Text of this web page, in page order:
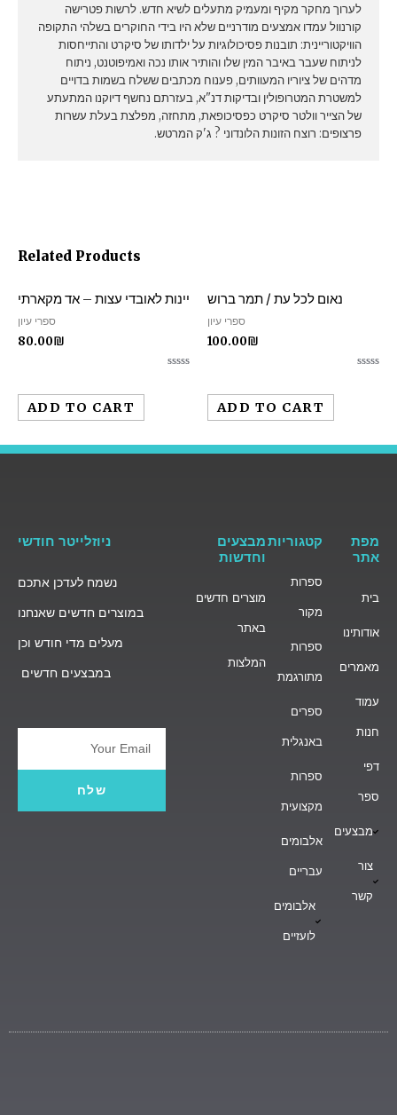
Related Products
נאום לכל עת / תמר ברוש
ספרי עיון
100.00₪
ADD TO CART
יינות לאובדי עצות – אד מקארתי
ספרי עיון
80.00₪
ADD TO CART
לערוך מחקר מקיף ומעמיק מתעלים לשיא חדש. לרשות פטרישה
קורנוול עמדו אמצעים מודרניים שלא היו בידי החוקרים בשלהי התקופה
הוויקטוריינית: תובנות פסיכולוגיות על ילדותו של סיקרט והתייחסות
לניתוח שעבר באיבר המין שלו והותיר אותו נכה ואמיפוטנט, ניתוח
מדהים של ציוריו המעוותים, פענוח מכתבים ששלח בשמות בדויים
למשטרת המטרופולין ובדיקות דנ"א, בעזרתם נחשף דיוקנו המתעתע
של הצייר וולטר סיקרט כפסיכופאת, מתחזה, מפלצת בעלת עשרות
פרצופים: רוצח הזונות הלונדוני ? ג'ק המרטש.
מפת
אתר
בית
אודותינו
מאמרים
עמוד
חנות
דפי
ספר
מבצעים
צור
קשר
קטגוריות
ספרות
מקור
ספרות
מתורגמת
ספרים
באנגלית
ספרות
מקצועית
אלבומים
עבריים
אלבומים
לועזיים
מבצעים
וחדשות
מוצרים חדשים
באתר
המלצות
ניוזלייטר חודשי
נשמח לעדכן אתכם
במוצרים חדשים שאנחנו
מעלים מדי חודש וכן
במבצעים חדשים
Email
שלח